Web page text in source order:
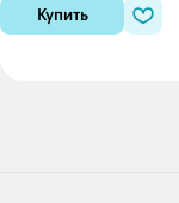
Купить